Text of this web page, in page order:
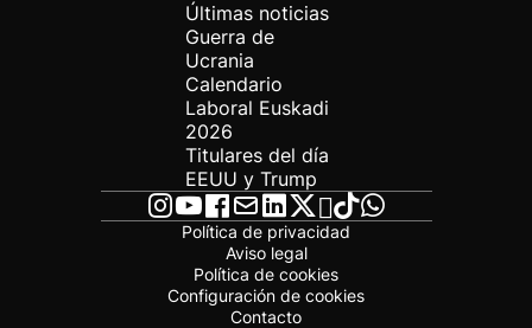
Últimas noticias
Guerra de
Ucrania
Calendario
Laboral Euskadi
2026
Titulares del día
EEUU y Trump
Política de privacidad
Aviso legal
Política de cookies
Configuración de cookies
Contacto